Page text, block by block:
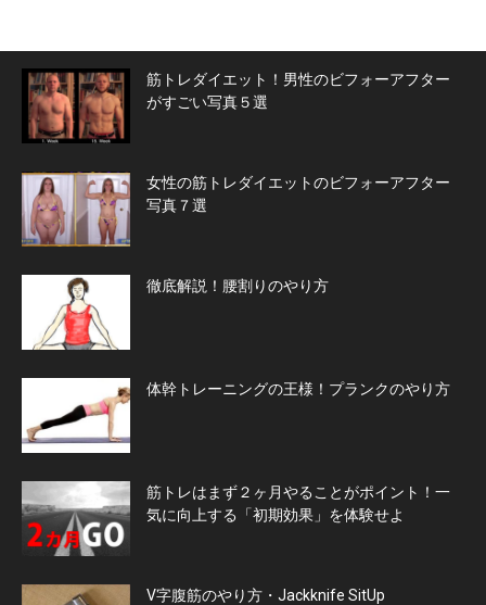
筋トレダイエット！男性のビフォーアフター
がすごい写真５選
女性の筋トレダイエットのビフォーアフター
写真７選
徹底解説！腰割りのやり方
体幹トレーニングの王様！プランクのやり方
筋トレはまず２ヶ月やることがポイント！一
気に向上する「初期効果」を体験せよ
V字腹筋のやり方・Jackknife SitUp